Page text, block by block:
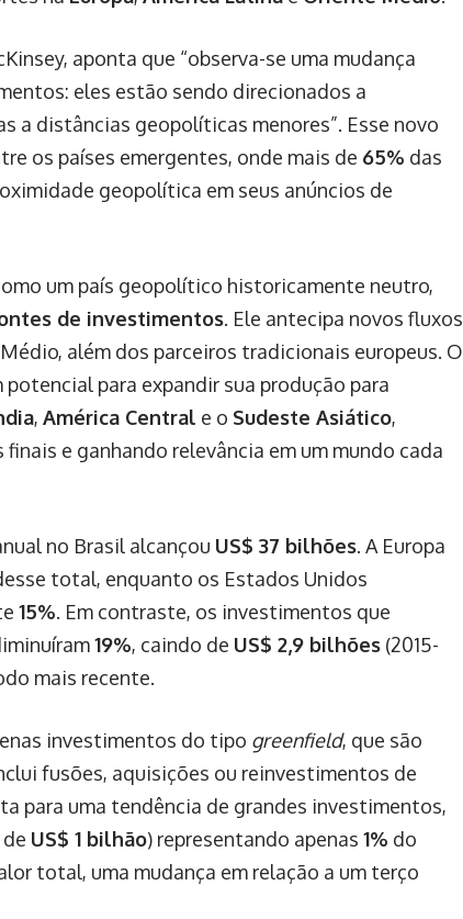
aponta que “observa-se uma mudança
eles estão sendo direcionados a
a distâncias geopolíticas menores”. Esse novo
os países emergentes, onde mais de 65% das
geopolítica em seus anúncios de
um país geopolítico historicamente neutro,
de investimentos. Ele antecipa novos fluxos
além dos parceiros tradicionais europeus. O
para expandir sua produção para
, América Central e o Sudeste Asiático,
e ganhando relevância em um mundo cada
no Brasil alcançou US$ 37 bilhões. A Europa
total, enquanto os Estados Unidos
15%. Em contraste, os investimentos que
19%, caindo de US$ 2,9 bilhões (2015-
mais recente.
investimentos do tipo greenfield, que são
fusões, aquisições ou reinvestimentos de
para uma tendência de grandes investimentos,
US$ 1 bilhão) representando apenas 1% do
total, uma mudança em relação a um terço